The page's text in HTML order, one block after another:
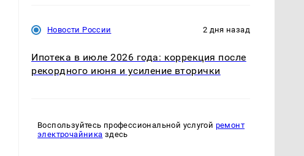
Новости России 2 дня назад
Ипотека в июле 2026 года: коррекция после
рекордного июня и усиление вторички
Воспользуйтесь профессиональной услугой ремонт
электрочайника здесь